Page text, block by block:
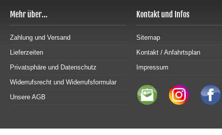
Mehr über...
Zahlung und Versand
Lieferzeiten
Privatsphäre und Datenschutz
Widerrufsrecht und Widerrufsformular
Unsere AGB
Kontakt und Infos
Sitemap
Kontakt / Anfahrtsplan
Impressum